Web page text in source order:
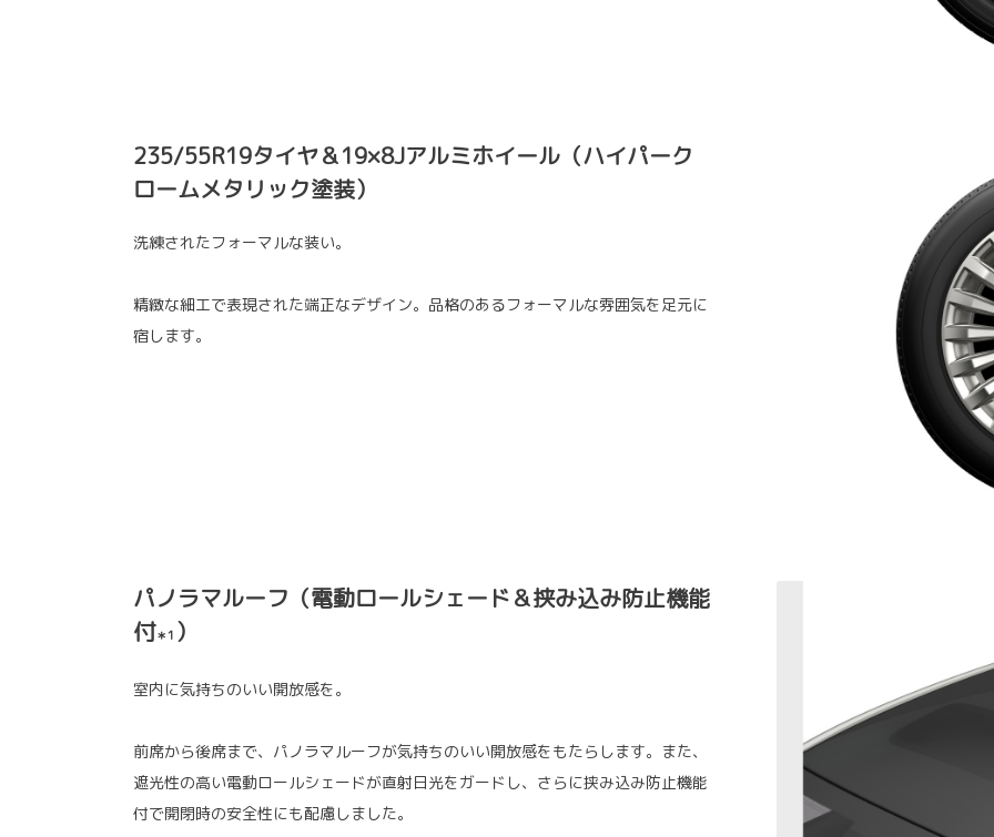
235/55R19タイヤ＆19×8Jアルミホイール（ハイパーク
ロームメタリック塗装）
洗練されたフォーマルな装い。
精緻な細工で表現された端正なデザイン。品格のあるフォーマルな雰囲気を足元に
宿します。
パノラマルーフ（電動ロールシェード＆挟み込み防止機能
付＊1 ）
室内に気持ちのいい開放感を。
前席から後席まで、パノラマルーフが気持ちのいい開放感をもたらします。また、
遮光性の高い電動ロールシェードが直射日光をガードし、さらに挟み込み防止機能
付で開閉時の安全性にも配慮しました。